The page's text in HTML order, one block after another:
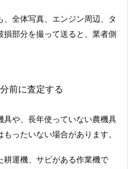
全体写真、エンジン周辺、タ
損部分を撮って送ると、業者側
前に査定する
具や、長年使っていない農機具
ったいない場合があります。
耕運機、サビがある作業機で